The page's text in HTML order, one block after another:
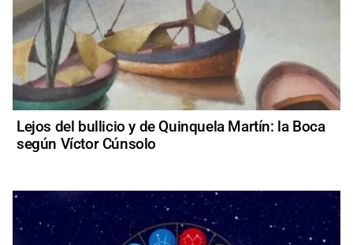
Lejos del bullicio y de Quinquela Martín: la Boca
según Víctor Cúnsolo